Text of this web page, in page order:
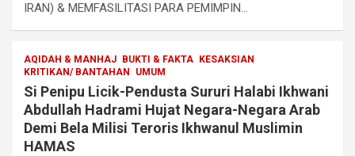
IRAN) & MEMFASILITASI PARA PEMIMPIN…
AQIDAH & MANHAJ BUKTI & FAKTA
KESAKSIAN
KRITIKAN/ BANTAHAN
UMUM
Si Penipu Licik-Pendusta Sururi Halabi Ikhwani
Abdullah Hadrami Hujat Negara-Negara Arab
Demi Bela Milisi Teroris Ikhwanul Muslimin
HAMAS